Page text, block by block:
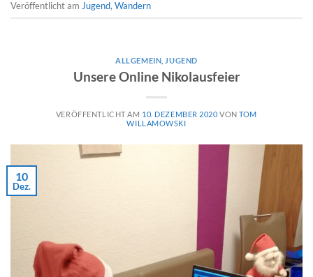
Veröffentlicht am Jugend, Wandern
ALLGEMEIN JUGEND
Unsere Online Nikolausfeier
VERÖFFENTLICHT AM 10. DEZEMBER 2020 VONTOM
WILLAMOWSKI
10
Dez.